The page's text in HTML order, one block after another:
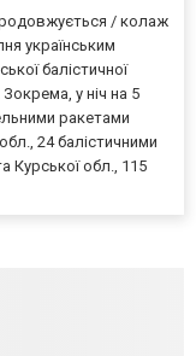
/ колаж
українським
балістичної
у ніч на 5
ракетами
24 балістичними
Курської обл., 115